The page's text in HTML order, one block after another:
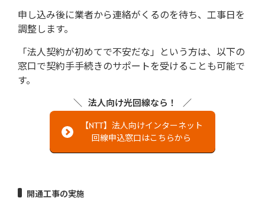
申し込み後に業者から連絡がくるのを待ち、工事日を
調整します。
「法人契約が初めてで不安だな」という方は、以下の
窓口で契約手手続きのサポートを受けることも可能で
す。
法人向け光回線なら！
【NTT】法人向けインターネット
回線申込窓口はこちらから
開通工事の実施